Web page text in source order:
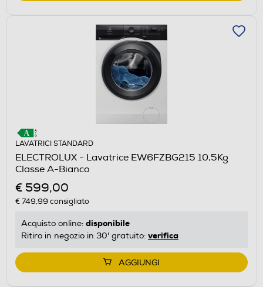
LAVATRICI STANDARD
ELECTROLUX - Lavatrice EW6FZBG215 10,5Kg
Classe A-Bianco
€ 599,00
€ 749,99 consigliato
Acquisto online: disponibile
Ritiro in negozio in 30' gratuito: verifica
AGGIUNGI